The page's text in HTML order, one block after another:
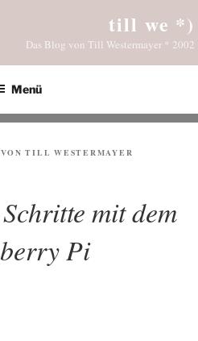
till we *)
Das Blog von Till Westermayer * 2002
Menü
VONTILL WESTERMAYER
mit dem
Pi